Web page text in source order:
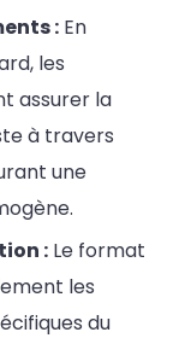
: En
les
assurer la
à travers
une
: Le format
les
du